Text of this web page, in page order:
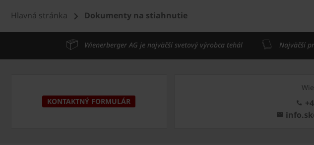
Hlavná stránka Dokumenty na stiahnutie
Wienerberger AG je najväčší svetový výrobca tehál Najväčší
KONTAKTNÝ FORMULÁR